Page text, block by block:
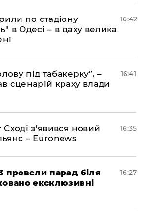
по стадіону
в Одесі – в даху велика
16:42
під табакерку”, –
сценарій краху влади
16:41
з'явився новий
– Euronews
16:35
провели парад біля
ексклюзивні
16:27